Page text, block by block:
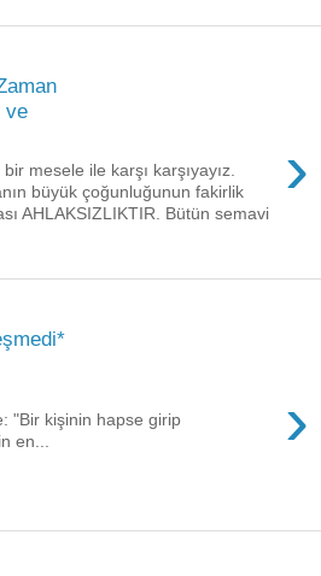
ve
›
mesele ile karşı karşıyayız.
büyük çoğunluğunun fakirlik
AHLAKSIZLIKTIR. Bütün semavi
›
"Bir kişinin hapse girip
en...